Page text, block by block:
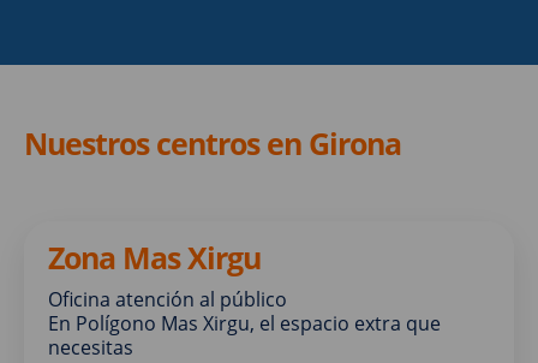
Nuestros centros en Girona
Zona Mas Xirgu
Oficina atención al público
En Polígono Mas Xirgu, el espacio extra que
necesitas